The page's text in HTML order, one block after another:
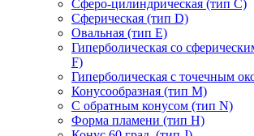
Сферо-цилиндрическая (тип С)
Сферическая (тип D)
Овальная (тип Е)
Гиперболическая со
F)
Гиперболическая с точечным
Конусообразная (тип М)
C обратным конусом (тип N)
Форма пламени (тип H)